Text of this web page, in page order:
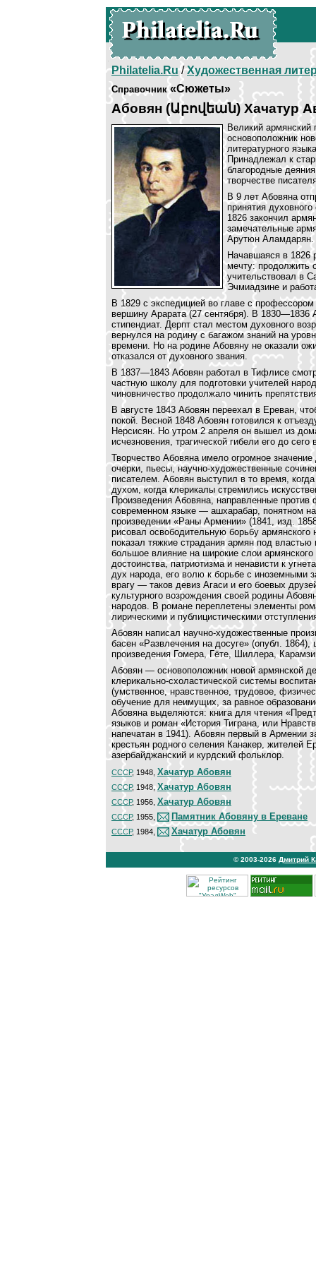
Philatelia.Ru/Художественная
Справочник«Сюжеты»
Абовян (Աբովեան) Хачатур
Великий армянский
основоположник
литературного
Принадлежал к
благородные
творчестве
В 9 лет Абовяна
принятия
1826 закончил
замечательные
Арутюн Аламдарян.
Начавшаяся в 1826
мечту: продолжить
учительствовал в
Эчмиадзине и
В 1829 с экспедицией во главе с
вершину Арарата (27 сентября). В 1830—1836
стипендиат. Дерпт стал местом духовного
вернулся на родину с багажом знаний на
времени. Но на родине Абовяну не оказали
отказался от духовного звания.
В 1837—1843 Абовян работал в Тифлисе
частную школу для подготовки учителей
чиновничество продолжало чинить
В августе 1843 Абовян переехал в Ереван,
покой. Весной 1848 Абовян готовился к
Нерсисян. Но утром 2 апреля он вышел из
исчезновения, трагической гибели его до
Творчество Абовяна имело огромное
очерки, пьесы, научно-художественные
писателем. Абовян выступил в то время,
духом, когда клерикалы стремились
Произведения Абовяна, направленные
современном языке — ашхарабар, понятном
произведении «Раны Армении» (1841, изд.
рисовал освободительную борьбу
показал тяжкие страдания армян под
большое влияние на широкие слои
достоинства, патриотизма и ненависти к
дух народа, его волю к борьбе с иноземными
врагу — таков девиз Агаси и его боевых
культурного возрождения своей родины
народов. В романе переплетены элементы
лирическими и публицистическими
Абовян написал научно-художественные
басен «Развлечения на досуге» (опубл.
произведения Гомера, Гёте, Шиллера,
Абовян — основоположник новой армянской
клерикально-схоластической системы
(умственное, нравственное, трудовое,
обучение для неимущих, за равное
Абовяна выделяются: книга для чтения
языков и роман «История Тиграна, или
напечатан в 1941). Абовян первый в Армении
крестьян родного селения Канакер, жителей
азербайджанский и курдский фольклор.
СССР, 1948, Хачатур Абовян
СССР, 1948,Хачатур Абовян
СССР, 1956, Хачатур Абовян
СССР, 1955, Памятник Абовяну в Ереване
СССР, 1984, Хачатур Абовян
© 2003-2026 Дмитрий